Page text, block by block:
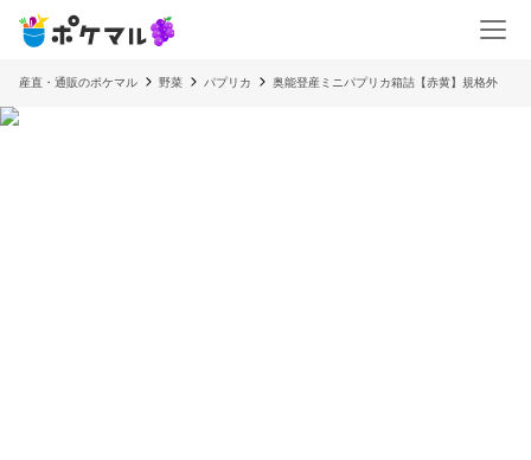
産直・通販のポケマル 野菜 パプリカ 奥能登産ミニパプリカ箱詰【赤黄】規格外